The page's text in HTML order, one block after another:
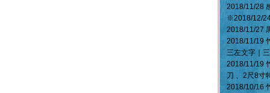
2018/11/28
※2018/12/
2018/11/27
2018/11/19
三左文字｜
2018/11/19
刀 、2尺8寸
2018/10/16